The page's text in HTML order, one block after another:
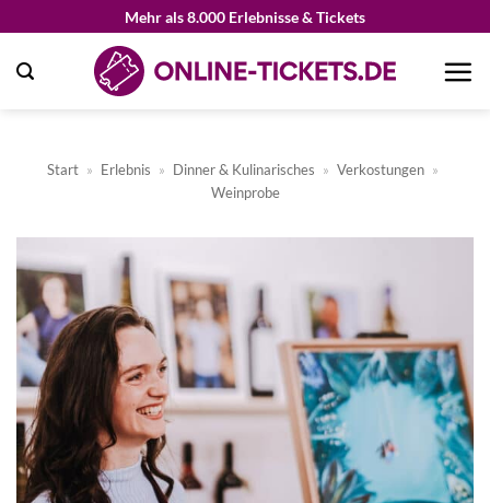
springen
Mehr als 8.000 Erlebnisse & Tickets
Start » Erlebnis » Dinner & Kulinarisches » Verkostungen »
Weinprobe